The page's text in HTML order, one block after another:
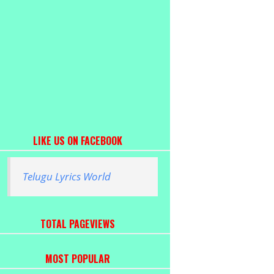
LIKE US ON FACEBOOK
Telugu Lyrics World
TOTAL PAGEVIEWS
MOST POPULAR